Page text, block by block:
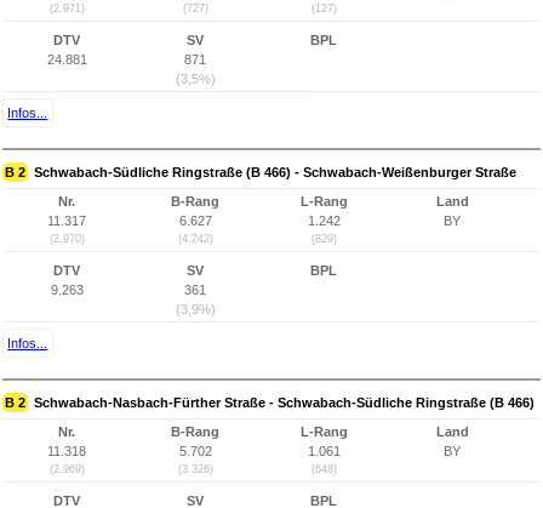
(2.971) (727) (127)
DTV
24.881
SV
871
(3,5%)
BPL
Infos...
B 2 Schwabach-Südliche Ringstraße (B 466) - Schwabach-Weißenburger Straße
Nr.
11.317
(2.970)
B-Rang
6.627
(4.242)
L-Rang
1.242
(829)
Land
BY
DTV
9.263
SV
361
(3,9%)
BPL
Infos...
B 2 Schwabach-Nasbach-Fürther Straße - Schwabach-Südliche Ringstraße (B 466)
Nr.
11.318
(2.969)
B-Rang
5.702
(3.326)
L-Rang
1.061
(648)
Land
BY
DTV
SV
BPL